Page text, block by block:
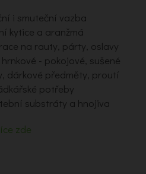
i smuteční vazba
kytice a aranžmá
na rauty, párty, oslavy
- pokojové, sušené
dárkové předměty, proutí
potřeby
substráty a hnojiva
zde